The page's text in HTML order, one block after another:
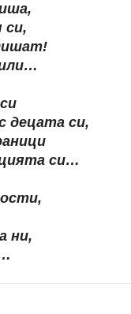
си,
децата си,
си…
ни,